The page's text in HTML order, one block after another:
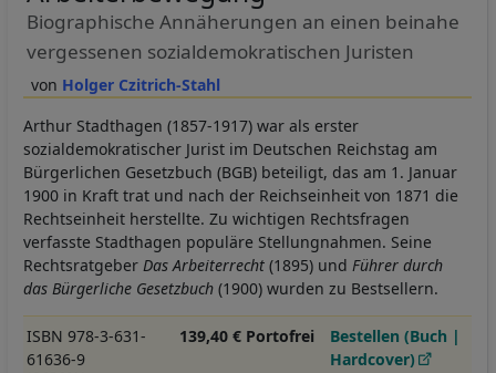
Holger Czitrich-Stahl
Biographische Annäherungen an einen beinahe
vergessenen sozialdemokratischen Juristen
Arthur Stadthagen (1857-1917) war als erster
sozialdemokratischer Jurist im Deutschen Reichstag am
Bürgerlichen Gesetzbuch (BGB) beteiligt, das am 1. Januar
1900 in Kraft trat und nach der Reichseinheit von 1871 die
Rechtseinheit herstellte. Zu wichtigen Rechtsfragen
verfasste Stadthagen populäre Stellungnahmen. Seine
Rechtsratgeber Das Arbeiterrecht (1895) und Führer durch
das Bürgerliche Gesetzbuch (1900) wurden zu Bestsellern.
ISBN 978-3-631-
61636-9
139,40 € Portofrei
Bestellen (Buch |
Hardcover)